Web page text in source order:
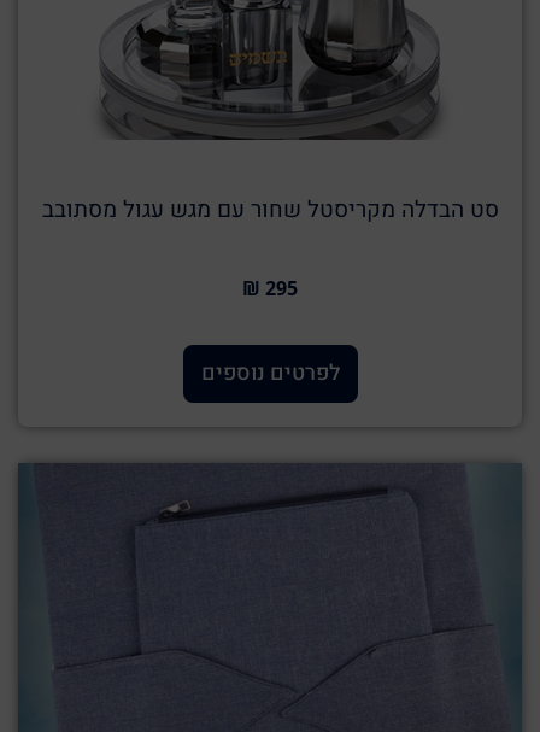
סט הבדלה מקריסטל שחור עם מגש עגול מסתובב
295 ₪
לפרטים נוספים